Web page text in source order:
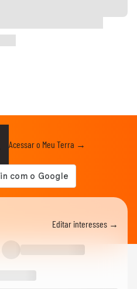
Acessar o Meu Terra →
Editar interesses →